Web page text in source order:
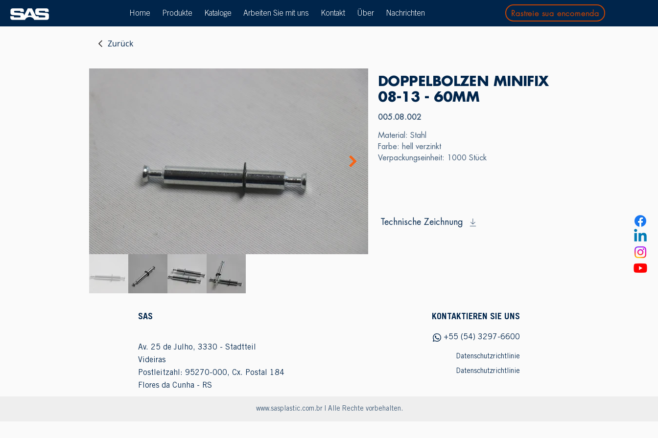
Home Produkte Kataloge Arbeiten Sie mit uns Kontakt Über Nachrichten Rastreie sua encomenda
Zurück
DOPPELBOLZEN MINIFIX
08-13 - 60MM
005.08.002
Material: Stahl
Farbe: hell verzinkt
Verpackungseinheit: 1000 Stück
Technische Zeichnung
SAS
Av. 25 de Julho, 3330 - Stadtteil
Videiras
Postleitzahl: 95270-000, Cx. Postal 184
Flores da Cunha - RS
KONTAKTIEREN SIE UNS
+55 (54) 3297-6600
Datenschutzrichtlinie
Datenschutzrichtlinie
www.sasplastic.com.br | Alle Rechte vorbehalten.